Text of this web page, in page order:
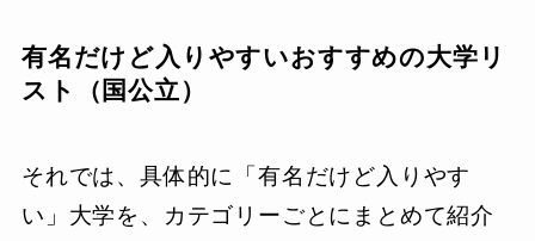
有名だけど入りやすいおすすめの大学リ
スト
（国公立）
それでは、具体的に「有名だけど入りやす
い」大学を、カテゴリーごとにまとめて紹介